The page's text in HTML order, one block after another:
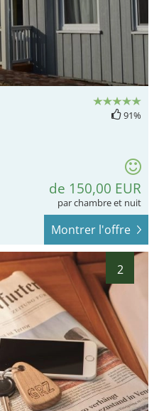
91%
de 150,00 EUR
par chambre et nuit
Montrer l'offre
2